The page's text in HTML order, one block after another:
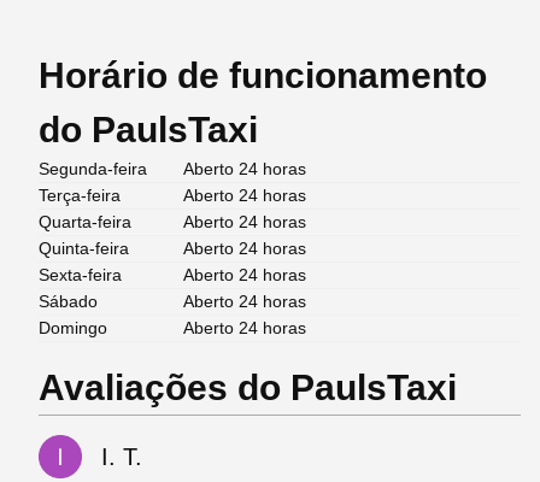
Horário de funcionamento
do PaulsTaxi
Segunda-feira
Aberto 24 horas
Terça-feira
Aberto 24 horas
Quarta-feira
Aberto 24 horas
Quinta-feira
Aberto 24 horas
Sexta-feira
Aberto 24 horas
Sábado
Aberto 24 horas
Domingo
Aberto 24 horas
Avaliações do PaulsTaxi
I. T.